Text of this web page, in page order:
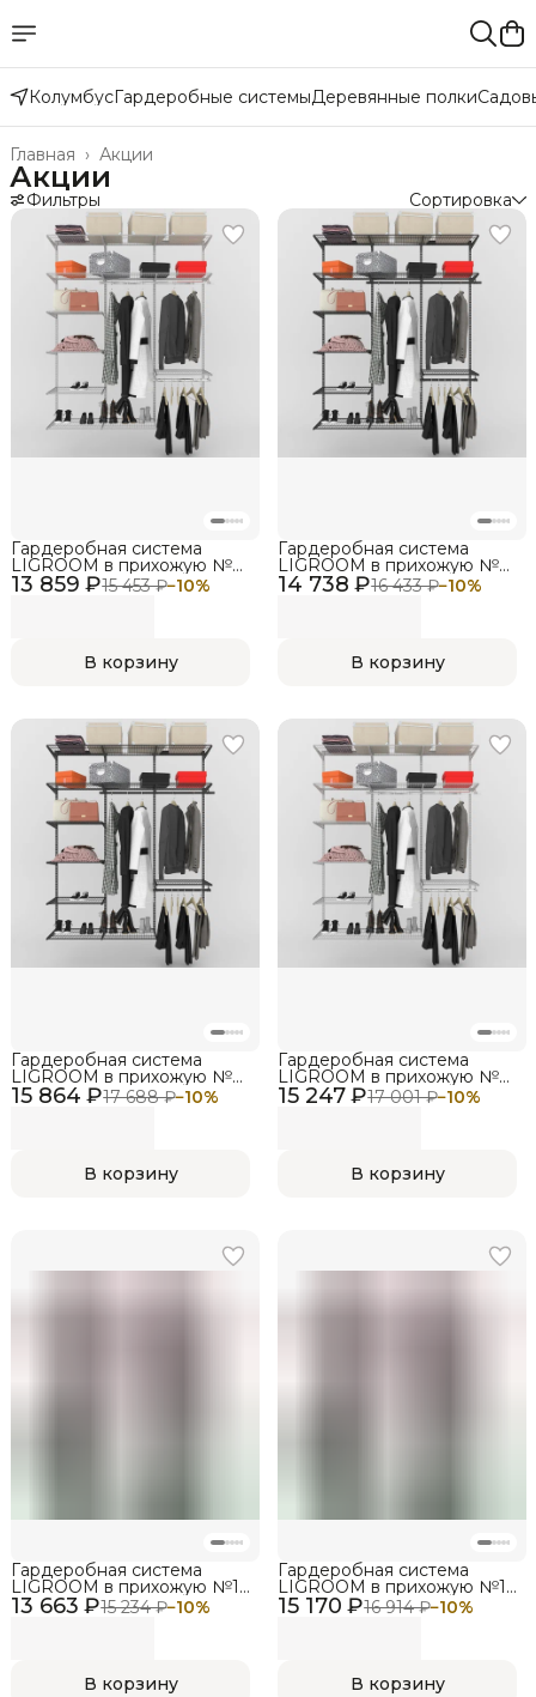
КолумбусГардеробные системыДеревянные полки
Акции
Главная ›
Акции
Фильтры Сортировка
13 859 ₽15 453 ₽−10%
Гардеробная система
LIGROOM в прихожую №2,
1731х382х2022 мм, Белая
В корзину
14 738 ₽16 433 ₽−10%
Гардеробная система
LIGROOM в прихожую №2,
1731х382х2022 мм, Черная
В корзину
15 864 ₽17 688 ₽−10%
Гардеробная система
LIGROOM в прихожую №2,
1731х527х2022 мм, Черная
В корзину
15 247 ₽17 001 ₽−10%
Гардеробная система
LIGROOM в прихожую №2,
1731х527х2022 мм, Белая
В корзину
13 663 ₽15 234 ₽−10%
Гардеробная система
LIGROOM в прихожую №1,
1731х382х2022 мм, Черная
В корзину
15 170 ₽16 914 ₽−10%
Гардеробная система
LIGROOM в прихожую №1,
1731х527х2022 мм, Черная
В корзину